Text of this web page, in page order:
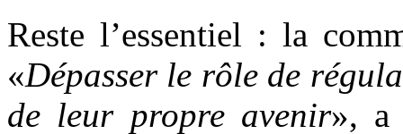
Reste l’essentiel : la
«Dépasser le rôle de
de leur propre avenir», a